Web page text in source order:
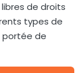
de droits
types de
portée de